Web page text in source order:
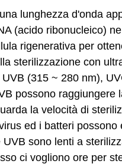
lunghezza d'onda
(acido ribonucleico)
rigenerativa per
sterilizzazione con
(315 ~ 280 nm),
possono
la velocità di
ed i batteri
sono lenti a
ci vogliono ore per